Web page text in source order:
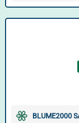
BLUME2000